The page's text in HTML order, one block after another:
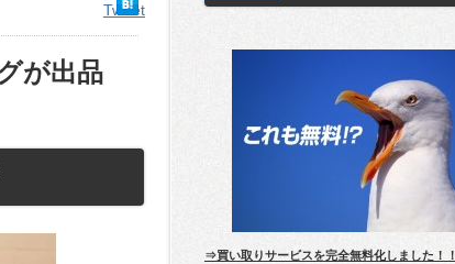
Tweet
が出品
⇒買い取りサービスを完全無料化しました！！